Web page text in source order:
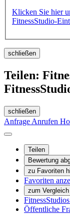
Klicken Sie hier
FitnessStudio-
schließen
Teilen:
schließen
Anfrage Anrufen
Teilen
Bewertung
zu Favoriten
Favoriten
zum
Öffentliche